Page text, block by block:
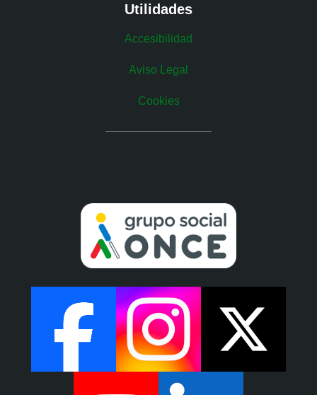
Utilidades
Accesibilidad
Aviso Legal
Cookies